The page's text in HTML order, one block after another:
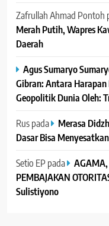
Zafrullah Ahmad Pontoh
Merah Putih, Wapres
Daerah
Agus Sumaryo
Gibran: Antara
Geopolitik Dunia Oleh:
Ruspada
Merasa
Dasar Bisa
Setio EP pada
AGAMA,
PEMBAJAKAN
Sulistiyono